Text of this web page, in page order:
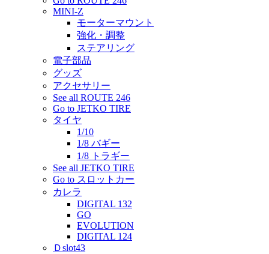
MINI-Z
モーターマウント
強化・調整
ステアリング
電子部品
グッズ
アクセサリー
See all ROUTE 246
Go to JETKO TIRE
タイヤ
1/10
1/8 バギー
1/8 トラギー
See all JETKO TIRE
Go to スロットカー
カレラ
DIGITAL 132
GO
EVOLUTION
DIGITAL 124
Ｄslot43